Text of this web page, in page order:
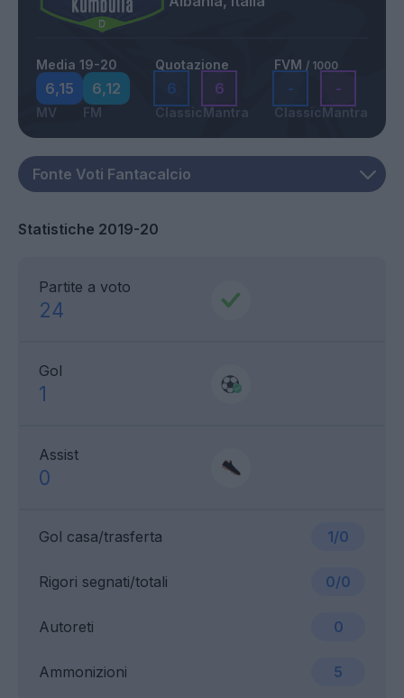
Media 19-20
6,15
MV
6,12
FM
Quotazione
6
Classic
6
Mantra
FVM / 1000
-
Classic
-
Mantra
Statistiche 2019-20
Partite a voto
24
Gol
1
Assist
0
Gol casa/trasferta 1/0
Ammonizioni 5
Rigori segnati/totali 0/0
Autoreti 0